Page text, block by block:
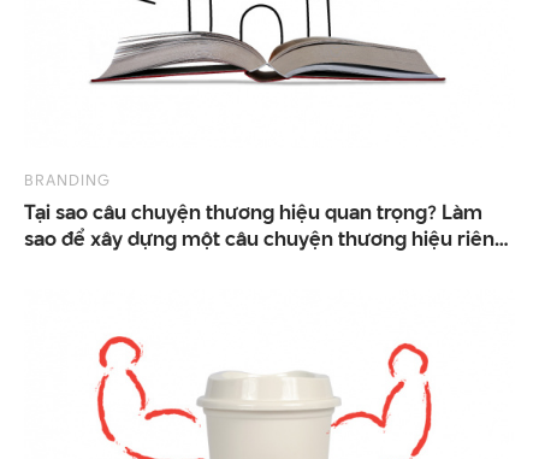
BRANDING
Tại sao câu chuyện thương hiệu quan trọng? Làm
sao để xây dựng một câu chuyện thương hiệu riêng?